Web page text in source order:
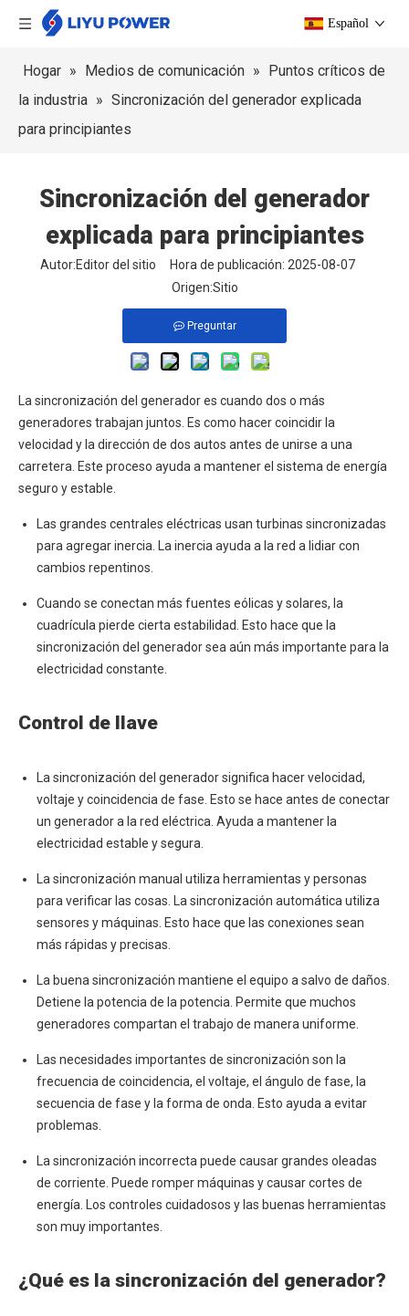
Español
Hogar » Medios de comunicación » Puntos críticos de
la industria » Sincronización del generador explicada
para principiantes
Sincronización del generador
explicada para principiantes
Autor:Editor del sitio Hora de publicación: 2025-08-07
Origen:Sitio
Preguntar
La sincronización del generador es cuando dos o más
generadores trabajan juntos. Es como hacer coincidir la
velocidad y la dirección de dos autos antes de unirse a una
carretera. Este proceso ayuda a mantener el sistema de energía
seguro y estable.
Las grandes centrales eléctricas usan turbinas sincronizadas
para agregar inercia. La inercia ayuda a la red a lidiar con
cambios repentinos.
Cuando se conectan más fuentes eólicas y solares, la
cuadrícula pierde cierta estabilidad. Esto hace que la
sincronización del generador sea aún más importante para la
electricidad constante.
Control de llave
La sincronización del generador significa hacer velocidad,
voltaje y coincidencia de fase. Esto se hace antes de conectar
un generador a la red eléctrica. Ayuda a mantener la
electricidad estable y segura.
La sincronización manual utiliza herramientas y personas
para verificar las cosas. La sincronización automática utiliza
sensores y máquinas. Esto hace que las conexiones sean
más rápidas y precisas.
La buena sincronización mantiene el equipo a salvo de daños.
Detiene la potencia de la potencia. Permite que muchos
generadores compartan el trabajo de manera uniforme.
Las necesidades importantes de sincronización son la
frecuencia de coincidencia, el voltaje, el ángulo de fase, la
secuencia de fase y la forma de onda. Esto ayuda a evitar
problemas.
La sincronización incorrecta puede causar grandes oleadas
de corriente. Puede romper máquinas y causar cortes de
energía. Los controles cuidadosos y las buenas herramientas
son muy importantes.
¿Qué es la sincronización del generador?